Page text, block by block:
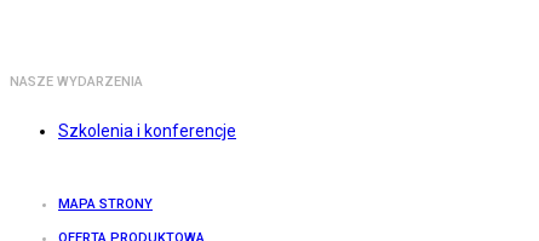
NASZE WYDARZENIA
Szkolenia i konferencje
MAPA STRONY